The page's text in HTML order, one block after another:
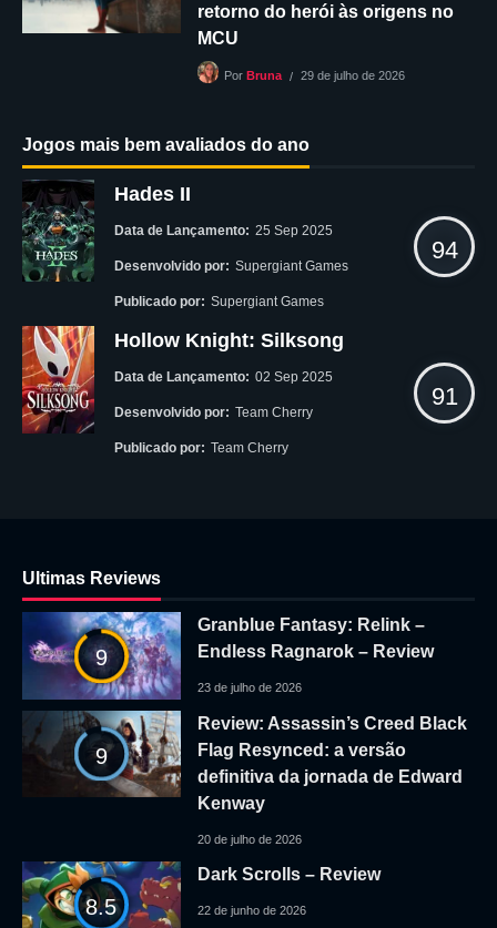
retorno do herói às origens no
MCU
Por Bruna 29 de julho de 2026
Jogos mais bem avaliados do ano
Hades II
Data de Lançamento: 25 Sep 2025
Desenvolvido por: Supergiant Games
Publicado por: Supergiant Games
94
Hollow Knight: Silksong
Data de Lançamento: 02 Sep 2025
Desenvolvido por: Team Cherry
Publicado por: Team Cherry
91
Ultimas Reviews
9
Granblue Fantasy: Relink –
Endless Ragnarok – Review
23 de julho de 2026
9
Review: Assassin’s Creed Black
Flag Resynced: a versão
definitiva da jornada de Edward
Kenway
20 de julho de 2026
8.5
Dark Scrolls – Review
22 de junho de 2026